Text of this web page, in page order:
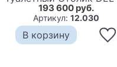
193 600 руб.
Артикул: 12.030
В корзину